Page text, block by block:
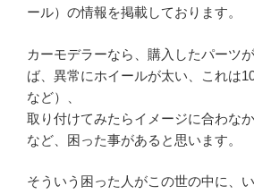
ール）の情報を掲載しております。
カーモデラーなら、購入したパーツ
ば、異常にホイールが太い、これは
など）、
取り付けてみたらイメージに合わなか
など、困った事があると思います。
そういう困った人がこの世の中に、